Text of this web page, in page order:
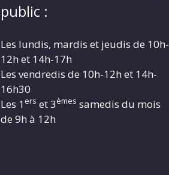
public :
Les lundis, mardis et jeudis de 10h-
12h et 14h-17h
Les vendredis de 10h-12h et 14h-
16h30
Les 1 ers et 3èmes samedis du mois
de 9h à 12h